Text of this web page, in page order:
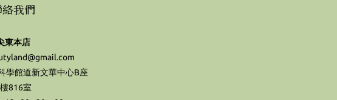
我們
東本店
學館道新文華中心B座
816室